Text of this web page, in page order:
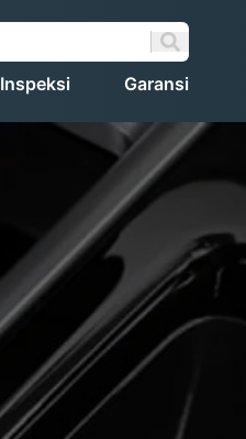
Inspeksi Garansi